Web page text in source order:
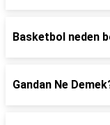
Basketbol neden
Gandan Ne